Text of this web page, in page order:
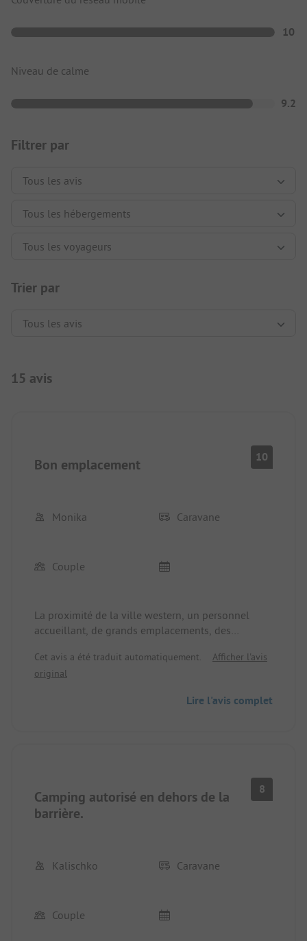
10
Niveau de calme
9.2
Filtrer par
Trier par
15 avis
Bon emplacement 10
Monika Caravane
Couple
La proximité de la ville western, un personnel
accueillant, de grands emplacements, des
propres.
Cet avis a été traduit automatiquement.
Afficher l'avis
original
Lire l'avis complet
Camping autorisé en dehors de la
barrière.
8
Kalischko Caravane
Couple